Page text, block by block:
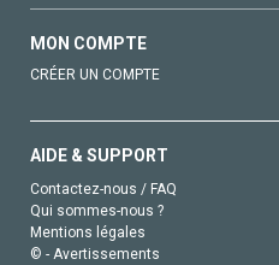
MON COMPTE
CRÉER UN COMPTE
AIDE & SUPPORT
Contactez-nous / FAQ
Qui sommes-nous ?
Mentions légales
© - Avertissements